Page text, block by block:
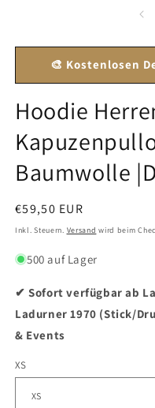
🎨 Kostenlosen
Hoodie
Baumwolle
Normaler
Preis
€59,50 EUR
Inkl. Steuern. Versand wird beim
500 auf Lager
✔ Sofort verfügbar ab
Ladurner 1970 (Stick/
& Events
XS